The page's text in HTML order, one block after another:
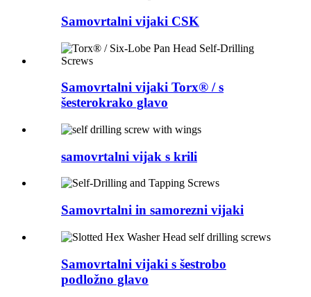
Samovrtalni vijaki CSK
Samovrtalni vijaki Torx® / s
šesterokrako glavo
samovrtalni vijak s krili
Samovrtalni in samorezni vijaki
Samovrtalni vijaki s šestrobo
podložno glavo